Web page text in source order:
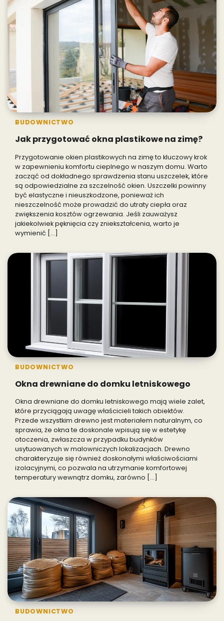
BUDOWNICTWO
Jak przygotować okna plastikowe na zimę?
Przygotowanie okien plastikowych na zimę to kluczowy krok
w zapewnieniu komfortu cieplnego w naszym domu. Warto
zacząć od dokładnego sprawdzenia stanu uszczelek, które
są odpowiedzialne za szczelność okien. Uszczelki powinny
być elastyczne i nieuszkodzone, ponieważ ich
nieszczelność może prowadzić do utraty ciepła oraz
zwiększenia kosztów ogrzewania. Jeśli zauważysz
jakiekolwiek pęknięcia czy zniekształcenia, warto je
wymienić […]
BUDOWNICTWO
Okna drewniane do domku letniskowego
Okna drewniane do domku letniskowego mają wiele zalet,
które przyciągają uwagę właścicieli takich obiektów.
Przede wszystkim drewno jest materiałem naturalnym, co
sprawia, że okna te doskonale wpisują się w estetykę
otoczenia, zwłaszcza w przypadku budynków
usytuowanych w malowniczych lokalizacjach. Drewno
charakteryzuje się również doskonałymi właściwościami
izolacyjnymi, co pozwala na utrzymanie komfortowej
temperatury wewnątrz domku, zarówno […]
BUDOWNICTWO